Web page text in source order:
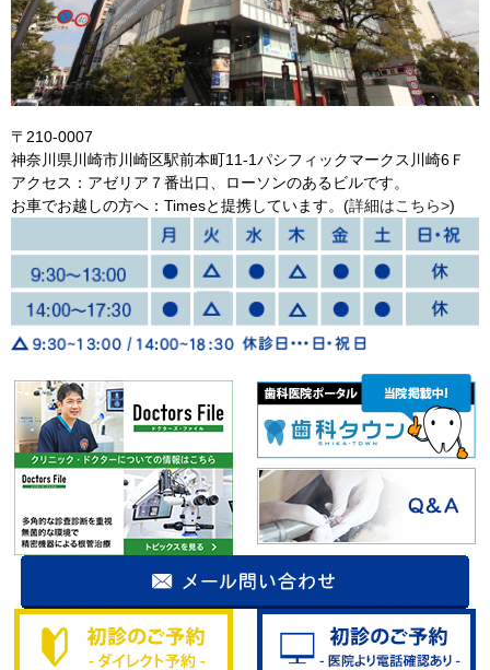
〒210-0007
神奈川県川崎市川崎区駅前本町11-1パシフィックマークス川崎6Ｆ
アクセス：アゼリア７番出口、ローソンのあるビルです。
お車でお越しの方へ：Timesと提携しています。(詳細はこちら>)